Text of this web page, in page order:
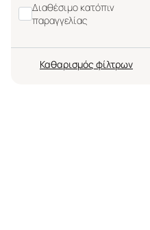
Διαθέσιμο κατόπιν
παραγγελίας
Καθαρισμός